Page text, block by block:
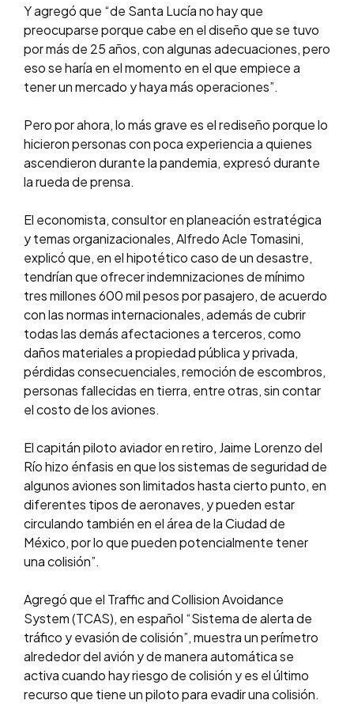
Y agregó que “de Santa Lucía no hay que
preocuparse porque cabe en el diseño que se tuvo
por más de 25 años, con algunas adecuaciones, pero
eso se haría en el momento en el que empiece a
tener un mercado y haya más operaciones”.
Pero por ahora, lo más grave es el rediseño porque lo
hicieron personas con poca experiencia a quienes
ascendieron durante la pandemia, expresó durante
la rueda de prensa.
El economista, consultor en planeación estratégica
y temas organizacionales, Alfredo Acle Tomasini,
explicó que, en el hipotético caso de un desastre,
tendrían que ofrecer indemnizaciones de mínimo
tres millones 600 mil pesos por pasajero, de acuerdo
con las normas internacionales, además de cubrir
todas las demás afectaciones a terceros, como
daños materiales a propiedad pública y privada,
pérdidas consecuenciales, remoción de escombros,
personas fallecidas en tierra, entre otras, sin contar
el costo de los aviones.
El capitán piloto aviador en retiro, Jaime Lorenzo del
Río hizo énfasis en que los sistemas de seguridad de
algunos aviones son limitados hasta cierto punto, en
diferentes tipos de aeronaves, y pueden estar
circulando también en el área de la Ciudad de
México, por lo que pueden potencialmente tener
una colisión”.
Agregó que el Traffic and Collision Avoidance
System (TCAS), en español “Sistema de alerta de
tráfico y evasión de colisión”, muestra un perímetro
alrededor del avión y de manera automática se
activa cuando hay riesgo de colisión y es el último
recurso que tiene un piloto para evadir una colisión.